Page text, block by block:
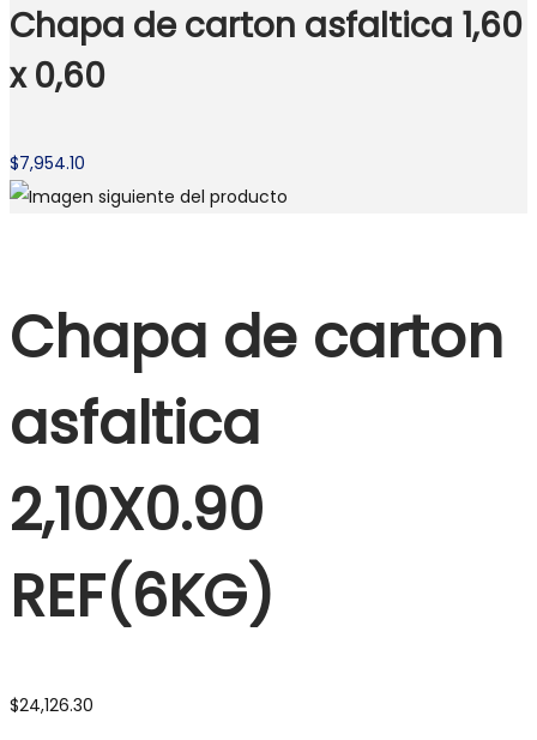
Chapa de carton asfaltica 1,60
x 0,60
$7,954.10
Chapa de carton
asfaltica
2,10X0.90
REF(6KG)
$24,126.30